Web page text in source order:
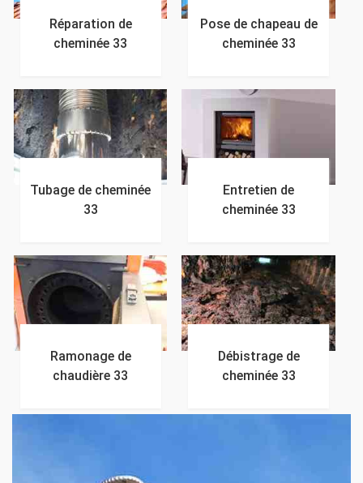
Réparation de
cheminée 33
Pose de chapeau de
cheminée 33
Tubage de cheminée
33
Entretien de
cheminée 33
Ramonage de
chaudière 33
Débistrage de
cheminée 33